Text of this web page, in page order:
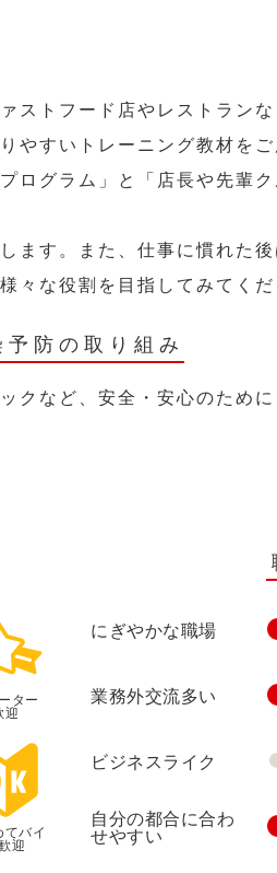
ストフード店やレストラン
やすいトレーニング教材を
ログラム」と「店長や先輩
ます。また、仕事に慣れた
々な役割を目指してみてくだ
予防の取り組み
クなど、安全・安心のため
ター
迎
てバイ
迎
にぎやかな職場
業務外交流多い
ビジネスライク
自分の都合に合わ
せやすい